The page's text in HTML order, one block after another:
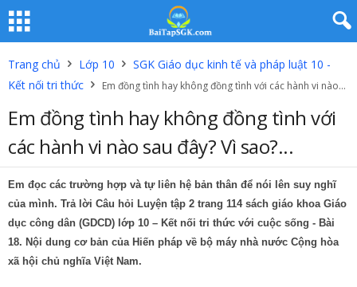
Trang chủ Lớp 10
SGK Giáo dục kinh tế và pháp luật 10 -
Kết nối tri thức
Em đồng tình hay không đồng tình với các hành vi nào...
Em đồng tình hay không đồng tình với
các hành vi nào sau đây? Vì sao?...
Em đọc các trường hợp và tự liên hệ bản thân để nói lên suy nghĩ
của mình. Trả lời Câu hỏi Luyện tập 2 trang 114 sách giáo khoa Giáo
dục công dân (GDCD) lớp 10 – Kết nối tri thức với cuộc sống - Bài
18. Nội dung cơ bản của Hiến pháp về bộ máy nhà nước Cộng hòa
xã hội chủ nghĩa Việt Nam.